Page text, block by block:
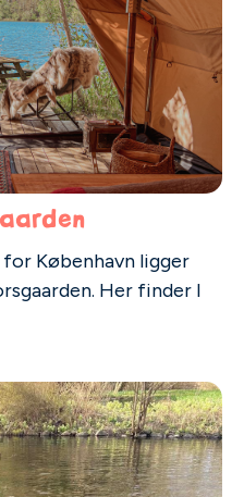
København ligger
Her finder I